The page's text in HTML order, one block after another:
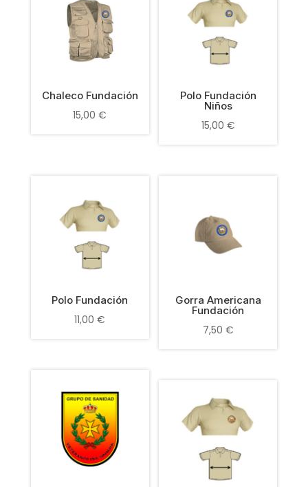
Chaleco Fundación
15,00€
Polo Fundación
Niños
15,00 €
Polo Fundación
11,00€
Gorra Americana
Fundación
7,50 €